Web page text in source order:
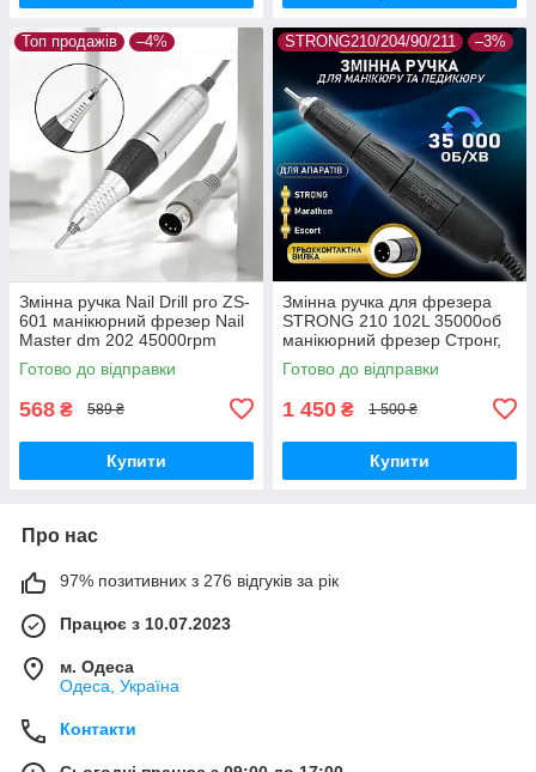
Топ продажів –4%
Змінна ручка Nail Drill pro ZS-
601 манікюрний фрезер Nail
Master dm 202 45000rpm
ручка до фрезера
Готово до відправки
568 ₴ 589 ₴
Купити
STRONG210/204/90/211 –3%
Змінна ручка для фрезера
STRONG 210 102L 35000об
манікюрний фрезер Стронг,
ручка двигун запасна для
манікюру, для машинки
Готово до відправки
1 450 ₴ 1 500 ₴
Купити
Про нас
97% позитивних з 276 відгуків за рік
Працює з 10.07.2023
м. Одеса
Одеса, Україна
Контакти